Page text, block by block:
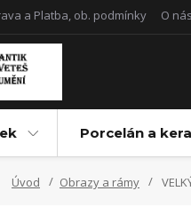
a Platba, ob. podmínky O nás
Porcelán a
Úvod Obrazy a rámy